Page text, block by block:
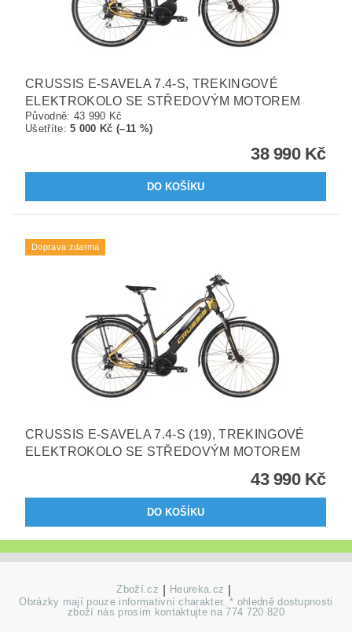
CRUSSIS E-SAVELA 7.4-S, TREKINGOVÉ
ELEKTROKOLO SE STŘEDOVÝM MOTOREM
Původně: 43 990 Kč
Ušetříte:5 000 Kč (–11 %)
38 990 Kč
Doprava zdarma
CRUSSIS E-SAVELA 7.4-S (19), TREKINGOVÉ
ELEKTROKOLO SE STŘEDOVÝM MOTOREM
43 990 Kč
Zboží.cz Heureka.cz
Obrázky mají pouze informativní charakter. * ohledně dostupnosti
zboží nás prosím kontaktujte na 774 720 820